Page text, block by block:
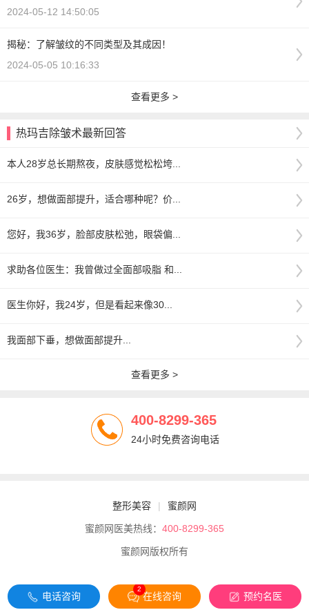
2024-05-12 14:50:05
揭秘：了解皱纹的不同类型及其成因！
2024-05-05 10:16:33
查看更多 >
热玛吉除皱术最新回答
本人28岁总长期熬夜，皮肤感觉松松垮...
26岁，想做面部提升，适合哪种呢？价...
您好，我36岁，脸部皮肤松弛，眼袋偏...
求助各位医生：我曾做过全面部吸脂 和...
医生你好，我24岁，但是看起来像30...
我面部下垂，想做面部提升...
查看更多 >
400-8299-365
24小时免费咨询电话
整形美容 | 蜜颜网
蜜颜网医美热线： 400-8299-365
蜜颜网版权所有
电话咨询
2
在线咨询 预约名医